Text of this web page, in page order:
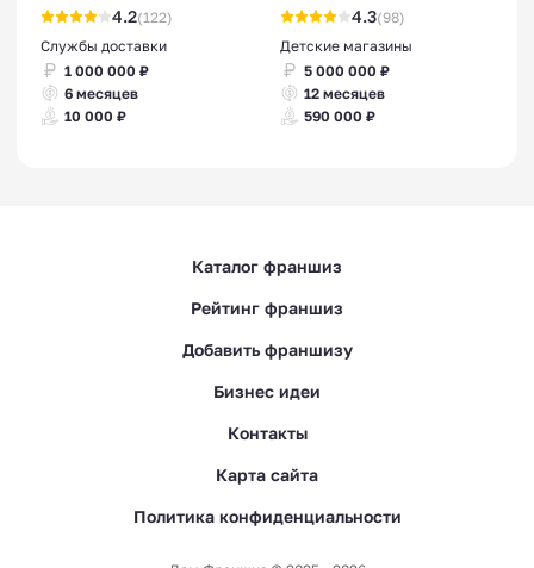
4.2(122)
Службы доставки
1 000 000 ₽
6 месяцев
10 000 ₽
4.3(98)
Детские магазины
5 000 000 ₽
12 месяцев
590 000 ₽
Каталог франшиз
Рейтинг франшиз
Добавить франшизу
Бизнес идеи
Контакты
Карта сайта
Политика конфиденциальности